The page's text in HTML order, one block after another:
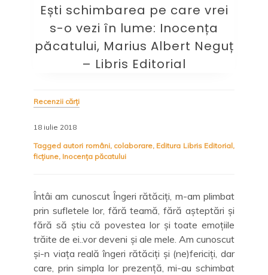
Ești schimbarea pe care vrei
s-o vezi în lume: Inocența
păcatului, Marius Albert Neguț
– Libris Editorial
Recenzii cărți
18 iulie 2018
Tagged autori români, colaborare, Editura Libris Editorial,
ficțiune, Inocența păcatului
Întâi am cunoscut Îngeri rătăciți, m-am plimbat
prin sufletele lor, fără teamă, fără așteptări și
fără să știu că povestea lor și toate emoțiile
trăite de ei..vor deveni și ale mele. Am cunoscut
și-n viața reală îngeri rătăciți și (ne)fericiți, dar
care, prin simpla lor prezență, mi-au schimbat